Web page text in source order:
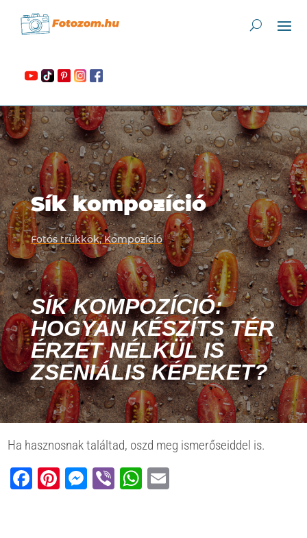
Sík kompozíció
Fotós trükkök,Kompozíció
SÍK KOMPOZÍCIÓ:
HOGYAN KÉSZÍTS TÉR
ÉRZET NÉLKÜL IS
ZSENIÁLIS KÉPEKET?
Ha hasznosnak találtad, oszd meg ismerőseiddel is.
Facebook
Pinterest
Messenger
ViberWhatsApp